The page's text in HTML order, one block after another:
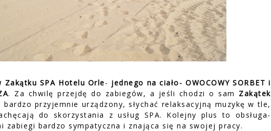
Zakątku SPA Hotelu Orle- jednego na ciało- OWOCOWY SORBET i
. Za chwilę przejdę do zabiegów, a jeśli chodzi o sam Zakątek
przyjemnie urządzony, słychać relaksacyjną muzykę w tle,
do skorzystania z usług SPA. Kolejny plus to obsługa-
zabiegi bardzo sympatyczna i znająca się na swojej pracy.